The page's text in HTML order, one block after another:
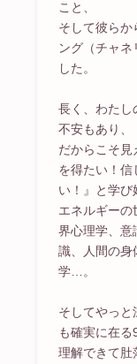
こと、
そして彼らか
ング（チャネ
した。
長く、わたし
不安もあり、
だからこそ見
を得たい！信
い！』と学び
エネルギーの
界心理学、意
識、人間の身
学…。
そしてやっと
も確実に在
理解できて肚